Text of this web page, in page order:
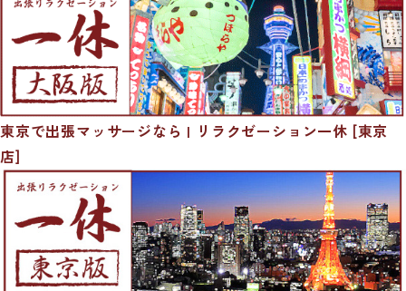
東京で出張マッサージなら | リラクゼーション一休 [東京
店]